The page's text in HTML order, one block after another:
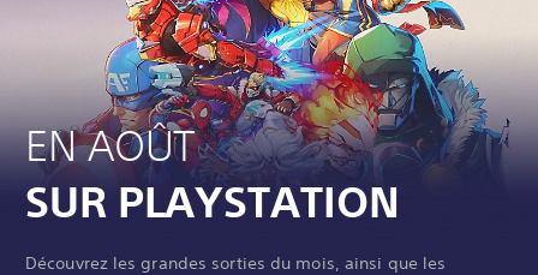
EN AOÛT
SUR PLAYSTATION
Découvrez les grandes sorties du mois, ainsi que les